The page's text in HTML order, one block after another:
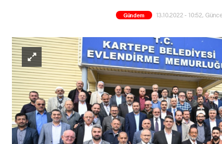
Gündem 13.10.2022 - 10:52,